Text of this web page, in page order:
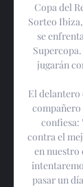
Copa del
Sorteo
se
jugarán
El delantero
compañero
confiesa:
contra el
en nuestro
pasar un